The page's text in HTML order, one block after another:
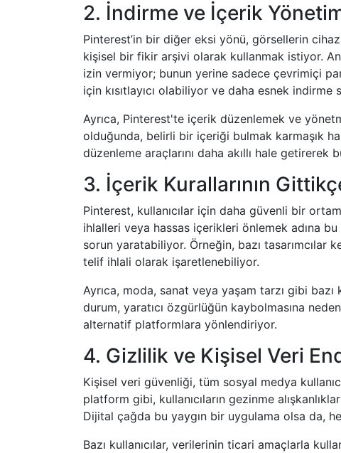
2. İndirme ve İçerik
Pinterest’in bir diğer eksi yönü, görsellerin
kişisel bir fikir arşivi olarak kullanmak istiyor.
izin vermiyor; bunun yerine sadece çevrimiçi
için kısıtlayıcı olabiliyor ve daha esnek
Ayrıca, Pinterest'te içerik düzenlemek ve
olduğunda, belirli bir içeriği bulmak karmaşık
düzenleme araçlarını daha akıllı hale getirerek
3. İçerik Kurallarının
Pinterest, kullanıcılar için daha güvenli bir ortam
ihlalleri veya hassas içerikleri önlemek adına
sorun yaratabiliyor. Örneğin, bazı tasarımcılar
telif ihlali olarak işaretlenebiliyor.
Ayrıca, moda, sanat veya yaşam tarzı gibi
durum, yaratıcı özgürlüğün kaybolmasına
alternatif platformlara yönlendiriyor.
4. Gizlilik ve Kişisel Veri
Kişisel veri güvenliği, tüm sosyal medya
platform gibi, kullanıcıların gezinme
Dijital çağda bu yaygın bir uygulama olsa da,
Bazı kullanıcılar, verilerinin ticari amaçlarla